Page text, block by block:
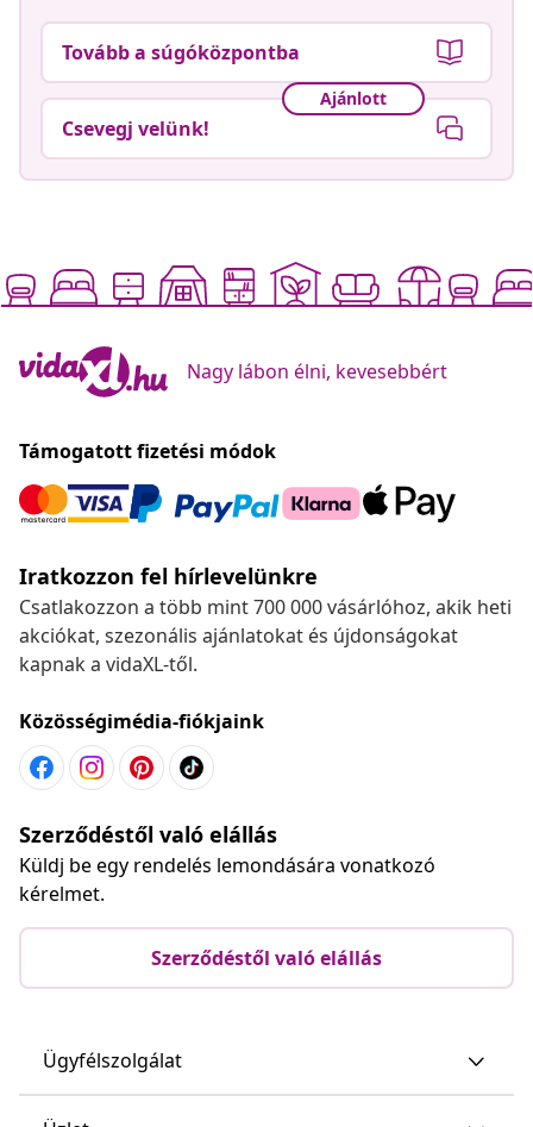
Tovább a súgóközpontba
Ajánlott
Csevegj velünk!
Nagy lábon élni, kevesebbért
Támogatott fizetési módok
Iratkozzon fel hírlevelünkre
Csatlakozzon a több mint 700 000 vásárlóhoz, akik heti
akciókat, szezonális ajánlatokat és újdonságokat
kapnak a vidaXL-től.
Közösségimédia-fiókjaink
Szerződéstől való elállás
Küldj be egy rendelés lemondására vonatkozó
kérelmet.
Szerződéstől való elállás
Ügyfélszolgálat